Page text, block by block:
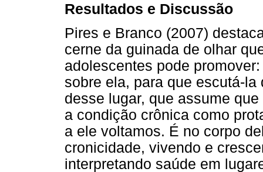
Resultados e Discussão
Pires e Branco (2007)
cerne da guinada de olhar
adolescentes pode
sobre ela, para que escutá-la
desse lugar, que assume
a condição crônica como
a ele voltamos. É no corpo
cronicidade, vivendo e
interpretando saúde em